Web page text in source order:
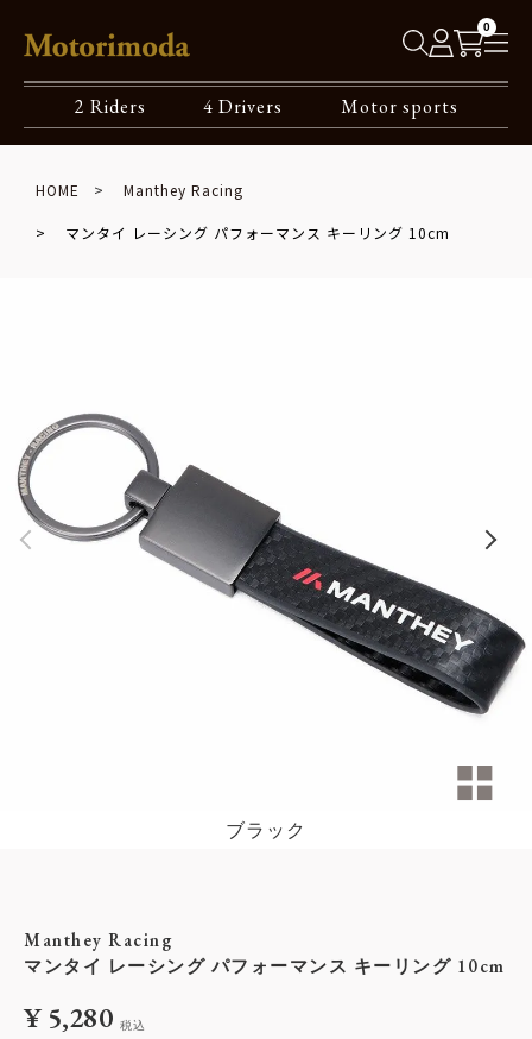
0
2 Riders 4 Drivers Motor sports
HOME Manthey Racing
マンタイ レーシング パフォーマンス キーリング 10cm
ブラック
Manthey Racing
マンタイ レーシング パフォーマンス キーリング 10cm
¥ 5,280 税込